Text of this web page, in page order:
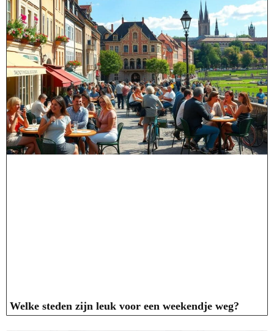
Welke steden zijn leuk voor een weekendje weg?